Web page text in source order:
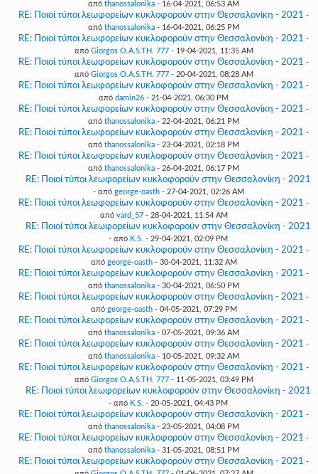
από thanossalonika - 16-04-2021, 06:53 AM
RE: Ποιοί τύποι λεωφορείων κυκλοφορούν στην Θεσσαλονίκη - 2021 -
από thanossalonika - 16-04-2021, 06:25 PM
RE: Ποιοί τύποι λεωφορείων κυκλοφορούν στην Θεσσαλονίκη - 2021 -
από Giorgos O.A.S.TH. 777- 19-04-2021, 11:35 AM
RE: Ποιοί τύποι λεωφορείων κυκλοφορούν στην Θεσσαλονίκη - 2021 -
από Giorgos O.A.S.TH. 777- 20-04-2021, 08:28 AM
RE: Ποιοί τύποι λεωφορείων κυκλοφορούν στην Θεσσαλονίκη - 2021 -
από damin26 - 21-04-2021, 06:30 PM
RE: Ποιοί τύποι λεωφορείων κυκλοφορούν στην Θεσσαλονίκη - 2021 -
από thanossalonika - 22-04-2021, 06:21 PM
RE: Ποιοί τύποι λεωφορείων κυκλοφορούν στην Θεσσαλονίκη - 2021 -
από thanossalonika - 23-04-2021, 02:18 PM
RE: Ποιοί τύποι λεωφορείων κυκλοφορούν στην Θεσσαλονίκη - 2021 -
από thanossalonika - 26-04-2021, 06:17 PM
RE: Ποιοί τύποι λεωφορείων κυκλοφορούν στην Θεσσαλονίκη - 2021
- από george-oasth- 27-04-2021, 02:26 AM
RE: Ποιοί τύποι λεωφορείων κυκλοφορούν στην Θεσσαλονίκη - 2021 -
από vard_57- 28-04-2021, 11:54 AM
RE: Ποιοί τύποι λεωφορείων κυκλοφορούν στην Θεσσαλονίκη - 2021
- από K.S. - 29-04-2021, 02:09 PM
RE: Ποιοί τύποι λεωφορείων κυκλοφορούν στην Θεσσαλονίκη - 2021 -
από george-oasth- 30-04-2021, 11:32 AM
RE: Ποιοί τύποι λεωφορείων κυκλοφορούν στην Θεσσαλονίκη - 2021 -
από thanossalonika - 30-04-2021, 06:50 PM
RE: Ποιοί τύποι λεωφορείων κυκλοφορούν στην Θεσσαλονίκη - 2021 -
από george-oasth- 04-05-2021, 07:29 PM
RE: Ποιοί τύποι λεωφορείων κυκλοφορούν στην Θεσσαλονίκη - 2021 -
από thanossalonika - 07-05-2021, 09:36 AM
RE: Ποιοί τύποι λεωφορείων κυκλοφορούν στην Θεσσαλονίκη - 2021 -
από thanossalonika - 10-05-2021, 09:32 AM
RE: Ποιοί τύποι λεωφορείων κυκλοφορούν στην Θεσσαλονίκη - 2021 -
από Giorgos O.A.S.TH. 777- 11-05-2021, 03:49 PM
RE: Ποιοί τύποι λεωφορείων κυκλοφορούν στην Θεσσαλονίκη - 2021
- από K.S. - 20-05-2021, 04:43 PM
RE: Ποιοί τύποι λεωφορείων κυκλοφορούν στην Θεσσαλονίκη - 2021 -
από thanossalonika - 23-05-2021, 04:08 PM
RE: Ποιοί τύποι λεωφορείων κυκλοφορούν στην Θεσσαλονίκη - 2021 -
από thanossalonika - 31-05-2021, 08:51 PM
RE: Ποιοί τύποι λεωφορείων κυκλοφορούν στην Θεσσαλονίκη - 2021 -